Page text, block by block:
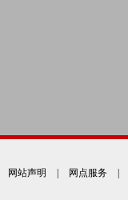
网站声明 网点服务